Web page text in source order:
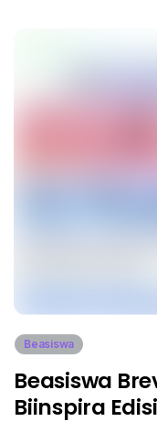
Beasiswa
Beasiswa
Biinspira